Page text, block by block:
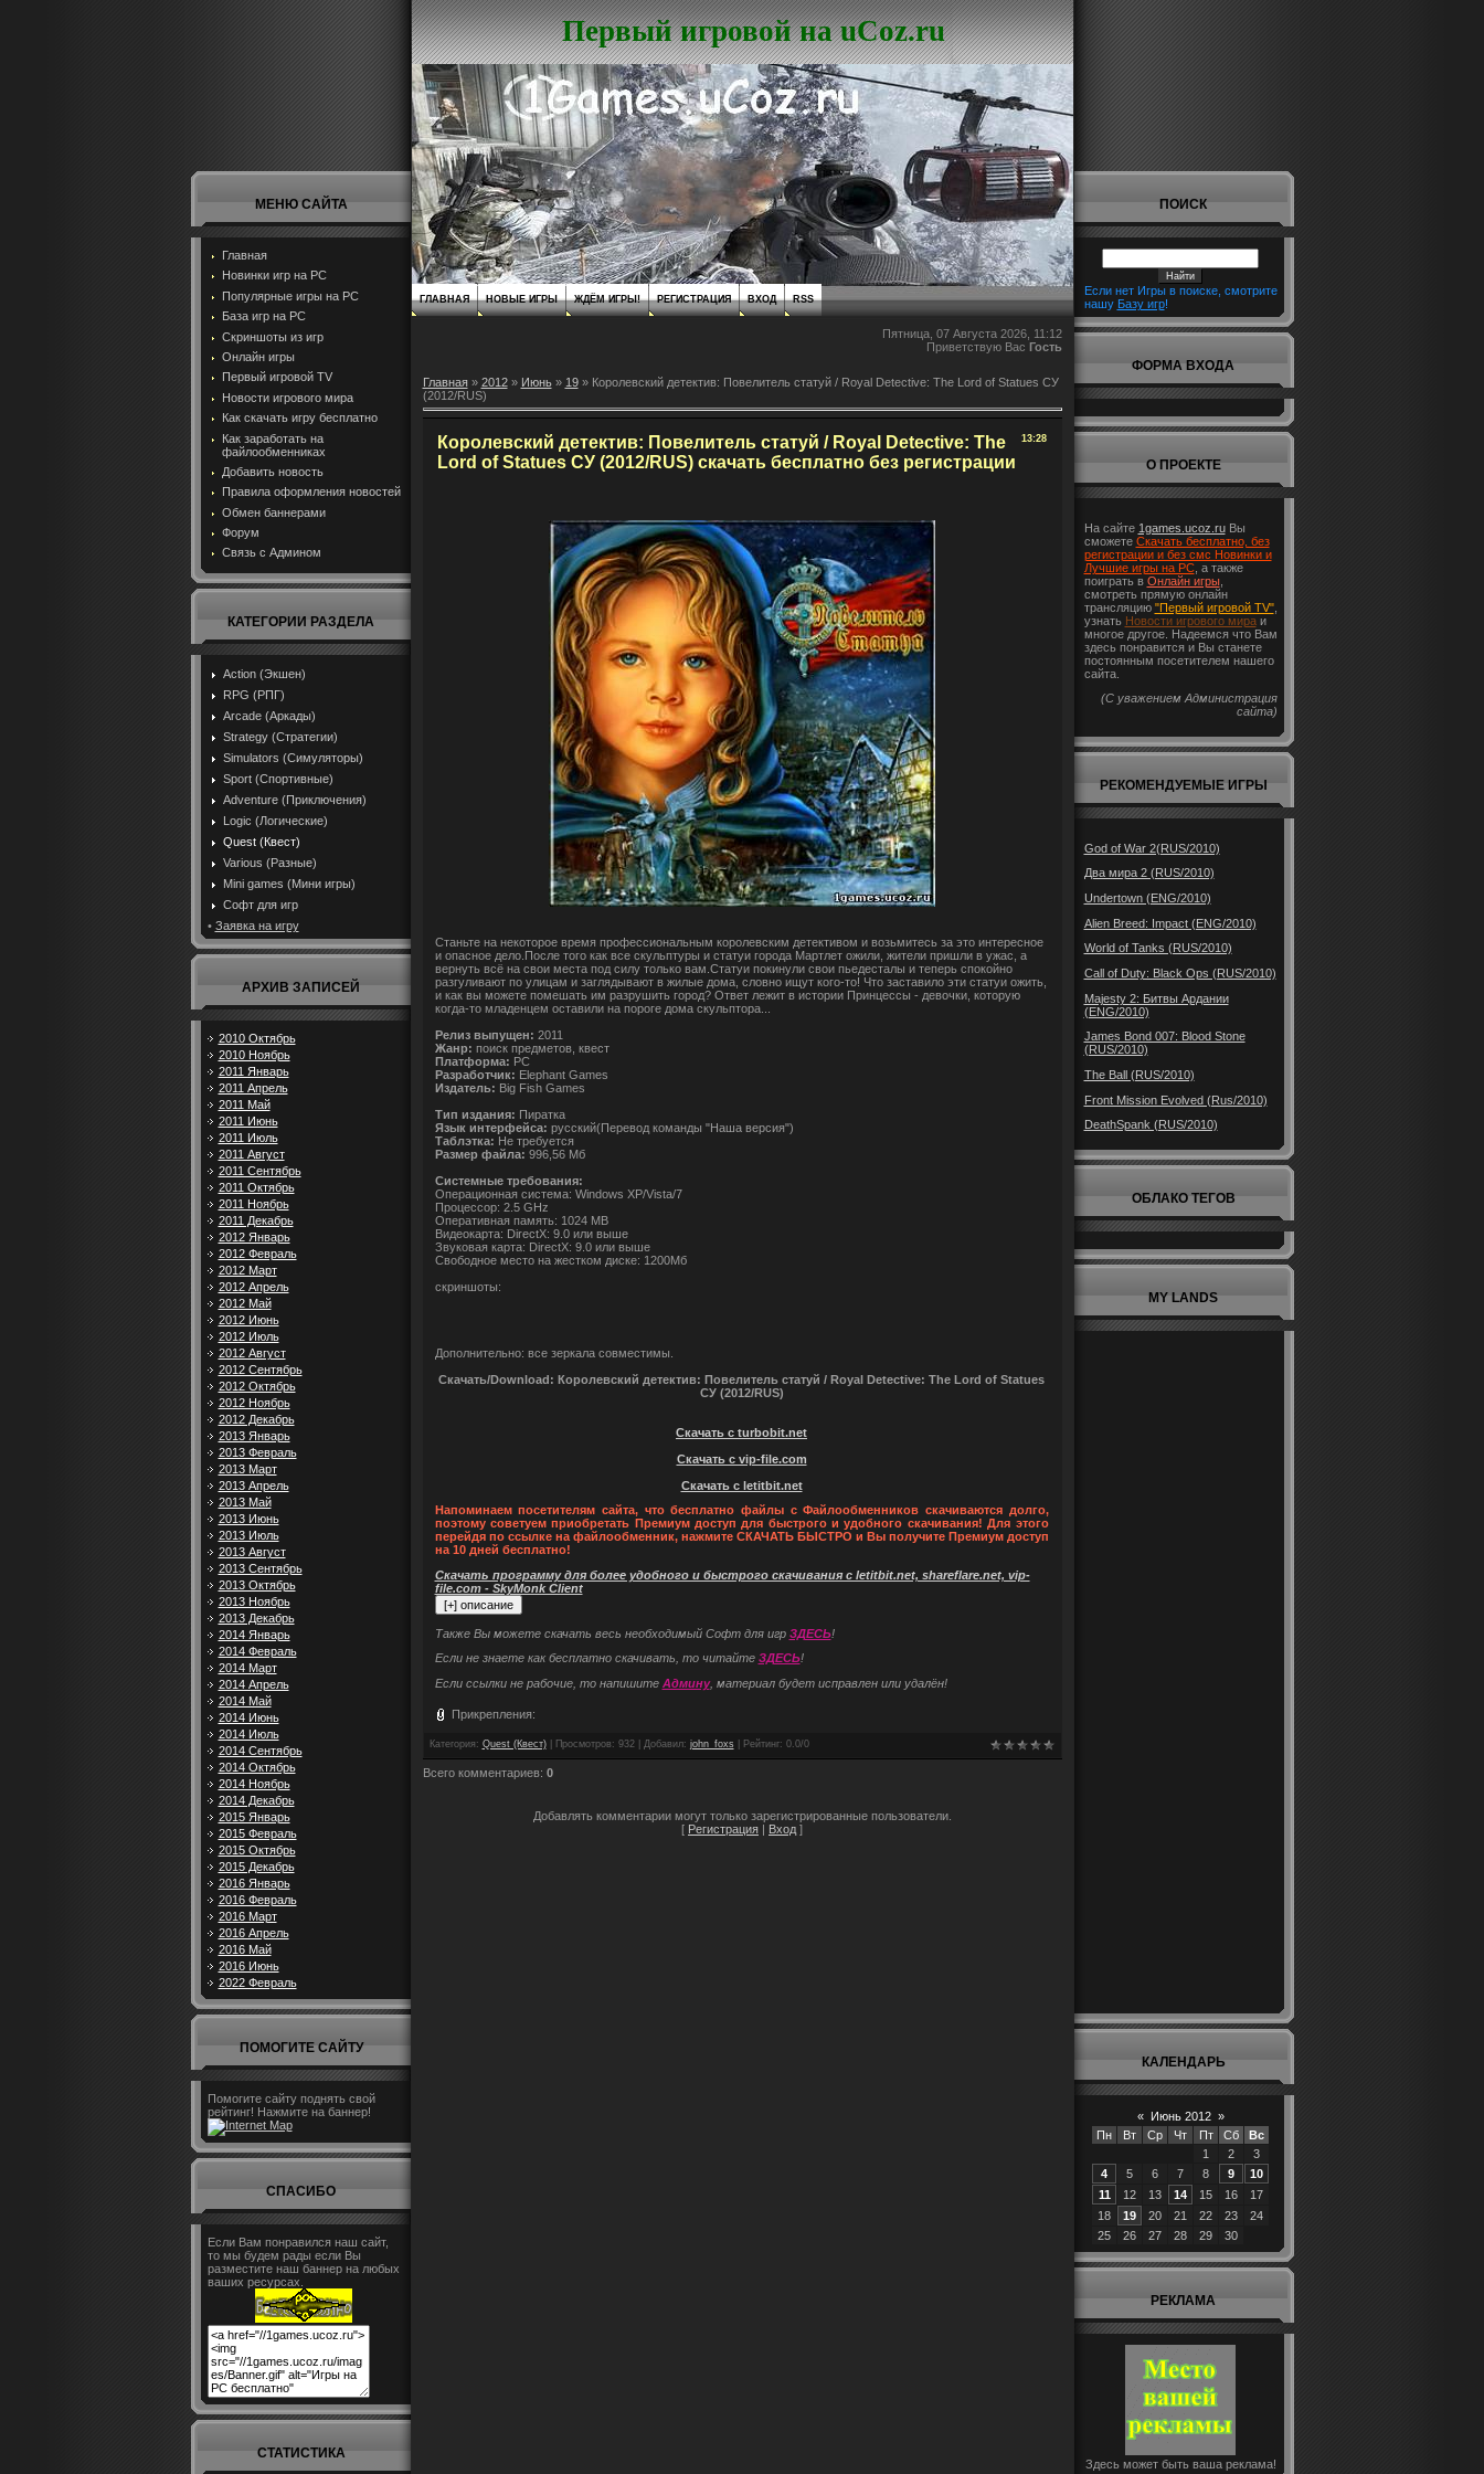
МЕНЮ САЙТА
Главная
Новинки игр на PC
Популярные игры на PC
База игр на РС
Скриншоты из игр
Онлайн игры
Первый игровой TV
Новости игрового мира
Как скачать игру бесплатно
Как заработать на
файлообменниках
Добавить новость
Правила оформления новостей
Обмен баннерами
Форум
Связь с Админом
КАТЕГОРИИ РАЗДЕЛА
Action (Экшен)
RPG (РПГ)
Arcade (Аркады)
Strategy (Стратегии)
Simulators (Симуляторы)
Sport (Спортивные)
Adventure (Приключения)
Logic (Логические)
Quest (Квест)
Various (Разные)
Mini games (Мини игры)
Софт для игр
• Заявка на игру
АРХИВ ЗАПИСЕЙ
2010 Октябрь
2010 Ноябрь
2011 Январь
2011 Апрель
2011 Май
2011 Июнь
2011 Июль
2011 Август
2011 Сентябрь
2011 Октябрь
2011 Ноябрь
2011 Декабрь
2012 Январь
2012 Февраль
2012 Март
2012 Апрель
2012 Май
2012 Июнь
2012 Июль
2012 Август
2012 Сентябрь
2012 Октябрь
2012 Ноябрь
2012 Декабрь
2013 Январь
2013 Февраль
2013 Март
2013 Апрель
2013 Май
2013 Июнь
2013 Июль
2013 Август
2013 Сентябрь
2013 Октябрь
2013 Ноябрь
2013 Декабрь
2014 Январь
2014 Февраль
2014 Март
2014 Апрель
2014 Май
2014 Июнь
2014 Июль
2014 Сентябрь
2014 Октябрь
2014 Ноябрь
2014 Декабрь
2015 Январь
2015 Февраль
2015 Октябрь
2015 Декабрь
2016 Январь
2016 Февраль
2016 Март
2016 Апрель
2016 Май
2016 Июнь
2022 Февраль
ПОМОГИТЕ САЙТУ
Помогите сайту поднять свой
рейтинг! Нажмите на баннер!
СПАСИБО
Если Вам понравился наш сайт,
то мы будем рады если Вы
разместите наш баннер на любых
ваших ресурсах.
СТАТИСТИКА
Первый игровой на uCoz.ru
ГЛАВНАЯ НОВЫЕ ИГРЫ ЖДЁМ ИГРЫ! РЕГИСТРАЦИЯ ВХОД RSS
Пятница, 07 Августа 2026, 11:12
Приветствую Вас Гость
Главная» 2012 » Июнь » 19» Королевский детектив: Повелитель статуй / Royal Detective: The Lord of Statues CУ
(2012/RUS)
13:28
Королевский детектив: Повелитель статуй / Royal Detective: The
Lord of Statues CУ (2012/RUS) скачать бесплатно без регистрации
Станьте на некоторое время профессиональным королевским детективом и возьмитесь за это интересное
и опасное дело.После того как все скульптуры и статуи города Мартлет ожили, жители пришли в ужас, а
вернуть всё на свои места под силу только вам.Статуи покинули свои пьедесталы и теперь спокойно
разгуливают по улицам и заглядывают в жилые дома, словно ищут кого-то! Что заставило эти статуи ожить,
и как вы можете помешать им разрушить город? Ответ лежит в истории Принцессы - девочки, которую
когда-то младенцем оставили на пороге дома скульптора...
Релиз выпущен: 2011
Жанр: поиск предметов, квест
Платформа: РС
Разработчик: Elephant Games
Издатель: Big Fish Games
Тип издания: Пиратка
Язык интерфейса: русский(Перевод команды "Наша версия")
Таблэтка: Не требуется
Размер файла: 996,56 Мб
Системные требования:
Операционная система: Windows XP/Vista/7
Процессор: 2.5 GHz
Оперативная память: 1024 MB
Видеокарта: DirectX: 9.0 или выше
Звуковая карта: DirectX: 9.0 или выше
Свободное место на жестком диске: 1200Мб
скриншоты:
Дополнительно: все зеркала совместимы.
Скачать/Download: Королевский детектив: Повелитель статуй / Royal Detective: The Lord of Statues
CУ (2012/RUS)
Скачать с turbobit.net
Скачать с vip-file.com
Скачать с letitbit.net
Напоминаем посетителям сайта, что бесплатно файлы с Файлообменников скачиваются долго,
поэтому советуем приобретать Премиум доступ для быстрого и удобного скачивания! Для этого
перейдя по ссылке на файлообменник, нажмите СКАЧАТЬ БЫСТРО и Вы получите Премиум доступ
на 10 дней бесплатно!
Скачать программу для более удобного и быстрого скачивания с letitbit.net, shareflare.net, vip-
file.com - SkyMonk Client
Также Вы можете скачать весь необходимый Софт для игр ЗДЕСЬ!
Если не знаете как бесплатно скачивать, то читайте ЗДЕСЬ!
Если ссылки не рабочие, то напишите Админу, материал будет исправлен или удалён!
Прикрепления:
Категория : Quest (Квест)| Просмотров: 932 | Добавил: john_foxs Рейтинг: 0.0/0
Всего комментариев: 0
Добавлять комментарии могут только зарегистрированные пользователи.
[ Регистрация | Вход ]
ПОИСК
Если нет Игры в поиске, смотрите
нашу Базу игр!
ФОРМА ВХОДА
О ПРОЕКТЕ
На сайте 1games.ucoz.ruВы
сможете Скачать бесплатно, без
регистрации и без смс Новинки и
Лучшие игры на PC, а также
поиграть в Онлайн игры,
смотреть прямую онлайн
трансляцию "Первый игровой TV",
узнать Новости игрового мираи
многое другое. Надеемся что Вам
здесь понравится и Вы станете
постоянным посетителем нашего
сайта.
(С уважением Администрация
сайта)
РЕКОМЕНДУЕМЫЕ ИГРЫ
God of War 2(RUS/2010)
Два мира 2 (RUS/2010)
Undertown (ENG/2010)
Alien Breed: Impact (ENG/2010)
World of Tanks (RUS/2010)
Call of Duty: Black Ops (RUS/2010)
Majesty 2: Битвы Ардании
(ENG/2010)
James Bond 007: Blood Stone
(RUS/2010)
The Ball (RUS/2010)
Front Mission Evolved (Rus/2010)
DeathSpank (RUS/2010)
ОБЛАКО ТЕГОВ
MY LANDS
КАЛЕНДАРЬ
« Июнь 2012 »
Пн
Вт Ср Чт Пт Сб
Вс
1
2
3
4
5 6 7 8 9
10
11
12 13 14 15 16
17
18
19 20 21 22 23
24
25
26 27 28 29 30
РЕКЛАМА
Здесь может быть ваша реклама!